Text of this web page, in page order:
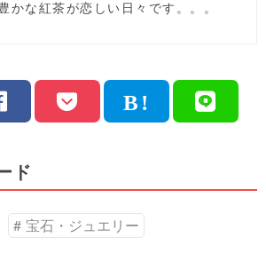
かな紅茶が恋しい日々です。。。
ド
宝石・ジュエリー